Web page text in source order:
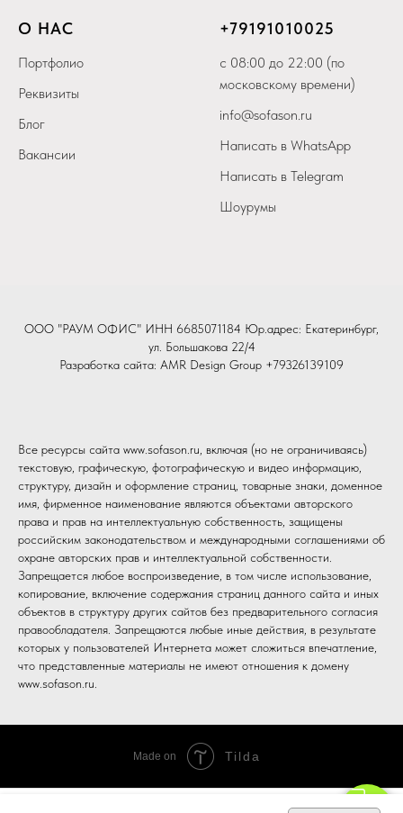
О НАС
Портфолио
Реквизиты
Блог
Вакансии
+79191010025
с 08:00 до 22:00 (по
московскому времени)
info@sofason.ru
Написать в WhatsApp
Написать в Telegram
Шоурумы
ООО "РАУМ ОФИС" ИНН 6685071184 Юр.адрес: Екатеринбург,
ул. Большакова 22/4
Разработка сайта: AMR Design Group +79326139109
Все ресурсы сайта www.sofason.ru, включая (но не ограничиваясь)
текстовую, графическую, фотографическую и видео информацию,
структуру, дизайн и оформление страниц, товарные знаки, доменное
имя, фирменное наименование являются объектами авторского
права и прав на интеллектуальную собственность, защищены
российским законодательством и международными соглашениями об
охране авторских прав и интеллектуальной собственности.
Запрещается любое воспроизведение, в том числе использование,
копирование, включение содержания страниц данного сайта и иных
объектов в структуру других сайтов без предварительного согласия
правообладателя. Запрещаются любые иные действия, в результате
которых у пользователей Интернета может сложиться впечатление,
что представленные материалы не имеют отношения к домену
www.sofason.ru.
Made on Tilda